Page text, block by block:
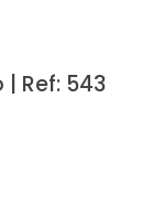
Ref: 543